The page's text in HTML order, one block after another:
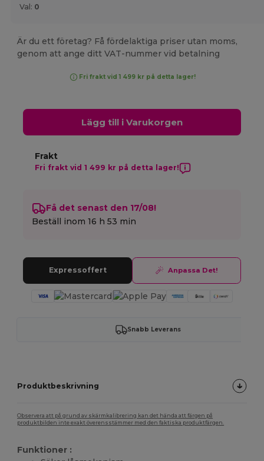
Val: 0
Är du ett företag? Få fördelaktiga priser utan moms,
genom att ange ditt VAT-nummer vid betalning
Fri frakt vid 1 499 kr på detta lager!
Lägg till i Varukorgen
Frakt
Fri frakt vid 1 499 kr på detta lager!
Få det senast den 17/08!
Beställ inom16 h 53 min
Expressoffert Anpassa Det!
Snabb Leverans
Produktbeskrivning
Observera att på grund av skärmkalibrering kan det hända att färgen på
produktbilden inte exakt överensstämmer med den faktiska produktfärgen.
Funktioner :